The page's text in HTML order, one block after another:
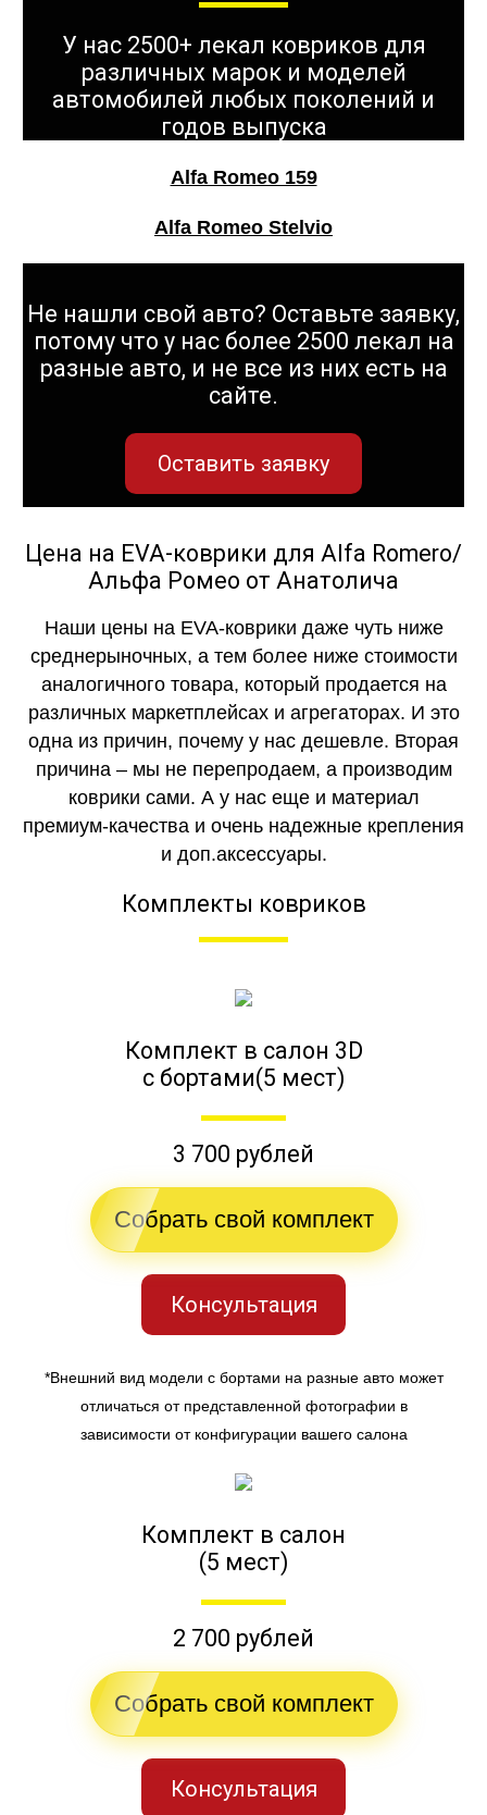
У нас 2500+ лекал ковриков для
различных марок и моделей
автомобилей любых поколений и
годов выпуска
Alfa Romeo 159
Alfa Romeo Stelvio
Не нашли свой авто? Оставьте заявку,
потому что у нас более 2500 лекал на
разные авто, и не все из них есть на
сайте.
Оставить заявку
Цена на EVA-коврики для Alfa Romero/
Альфа Ромео от Анатолича
Наши цены на EVA-коврики даже чуть ниже
среднерыночных, а тем более ниже стоимости
аналогичного товара, который продается на
различных маркетплейсах и агрегаторах. И это
одна из причин, почему у нас дешевле. Вторая
причина – мы не перепродаем, а производим
коврики сами. А у нас еще и материал
премиум-качества и очень надежные крепления
и доп.аксессуары.
Комплекты ковриков
Комплект в салон 3D
с бортами(5 мест)
3 700 рублей
Собрать свой комплект
Консультация
*Внешний вид модели с бортами на разные авто может
отличаться от представленной фотографии в
зависимости от конфигурации вашего салона
Комплект в салон
(5 мест)
2 700 рублей
Собрать свой комплект
Консультация